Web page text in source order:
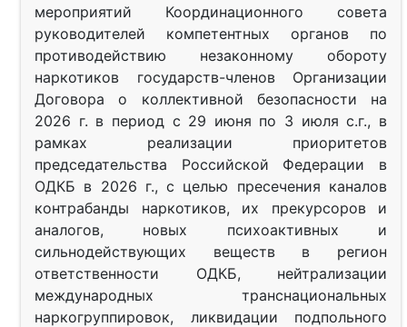
мероприятий Координационного совета
руководителей компетентных органов по
противодействию незаконному обороту
наркотиков государств-членов Организации
Договора о коллективной безопасности на
2026 г. в период с 29 июня по 3 июля с.г., в
рамках реализации приоритетов
председательства Российской Федерации в
ОДКБ в 2026 г., с целью пресечения каналов
контрабанды наркотиков, их прекурсоров и
аналогов, новых психоактивных и
сильнодействующих веществ в регион
ответственности ОДКБ, нейтрализации
международных транснациональных
наркогруппировок, ликвидации подпольного